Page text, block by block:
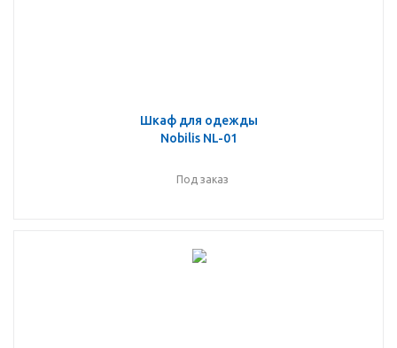
Шкаф для одежды
Nobilis NL-01
Под заказ